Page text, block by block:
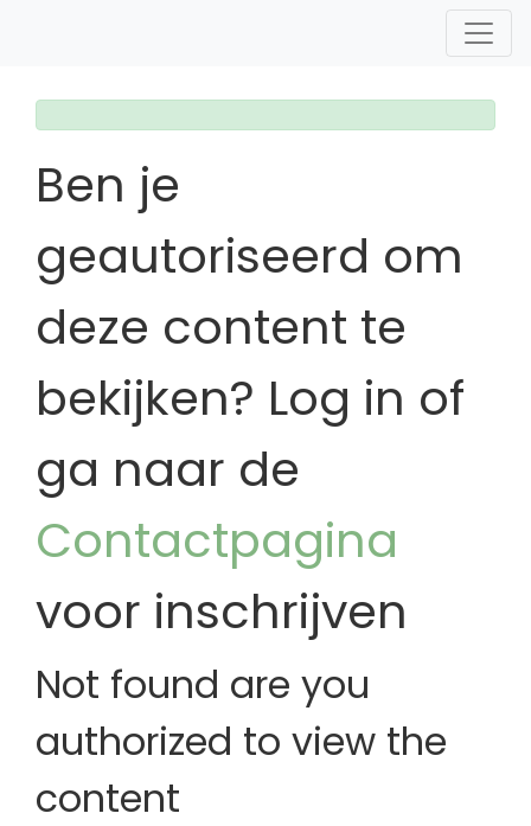
Ben je
geautoriseerd om
deze content te
bekijken? Log in of
ga naar de
Contactpagina
voor inschrijven
Not found are you
authorized to view the
content